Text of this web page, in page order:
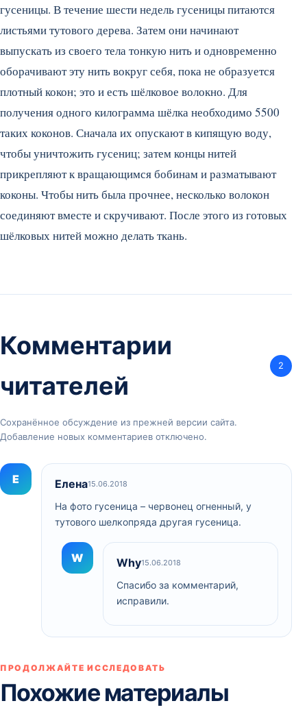
гусеницы. В течение шести недель гусеницы питаются
листьями тутового дерева. Затем они начинают
выпускать из своего тела тонкую нить и одновременно
оборачивают эту нить вокруг себя, пока не образуется
плотный кокон; это и есть шёлковое волокно. Для
получения одного килограмма шёлка необходимо 5500
таких коконов. Сначала их опускают в кипящую воду,
чтобы уничтожить гусениц; затем концы нитей
прикрепляют к вращающимся бобинам и разматывают
коконы. Чтобы нить была прочнее, несколько волокон
соединяют вместе и скручивают. После этого из готовых
шёлковых нитей можно делать ткань.
Комментарии
читателей
2
Сохранённое обсуждение из прежней версии сайта.
Добавление новых комментариев отключено.
Е Елена15.06.2018
На фото гусеница – червонец огненный, у
тутового шелкопряда другая гусеница.
W Why15.06.2018
Спасибо за комментарий,
исправили.
ПРОДОЛЖАЙТЕ ИССЛЕДОВАТЬ
Похожие материалы